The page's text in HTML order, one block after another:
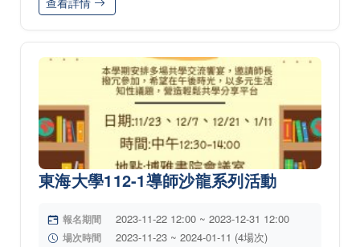
東海大學112-1導師沙龍系列活動
報名期間 2023-11-22 12:00 ~ 2023-12-31 12:00
場次時間 2023-11-23 ~ 2024-01-11 (4場次)